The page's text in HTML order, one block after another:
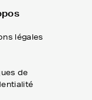
légales
de